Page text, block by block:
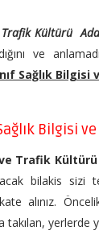
Kültürü Ada
ve
Sağlık
Bilgisi
ve Trafik
bilakis
alınız.
takılan,